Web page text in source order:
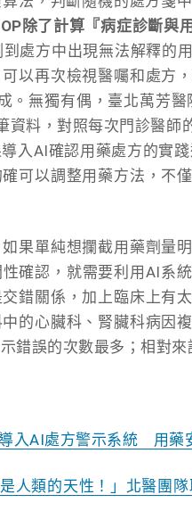
除了計算『病症診斷與
到處方中出現無法解釋的
以再次檢視醫囑和處方
。無獨有偶，臺北萬芳
資料，對照每次門診醫
入AI確認用藥處方的實
可以調整用藥方法，不
果單純想攔截用藥劑量
確認，就需要利用AI系
錯關係，加上臨床上有
的心臟科、腎臟科病因
錯誤的次數最多；相對
入AI處方警示系統 用藥
是人類的天性！」北醫團